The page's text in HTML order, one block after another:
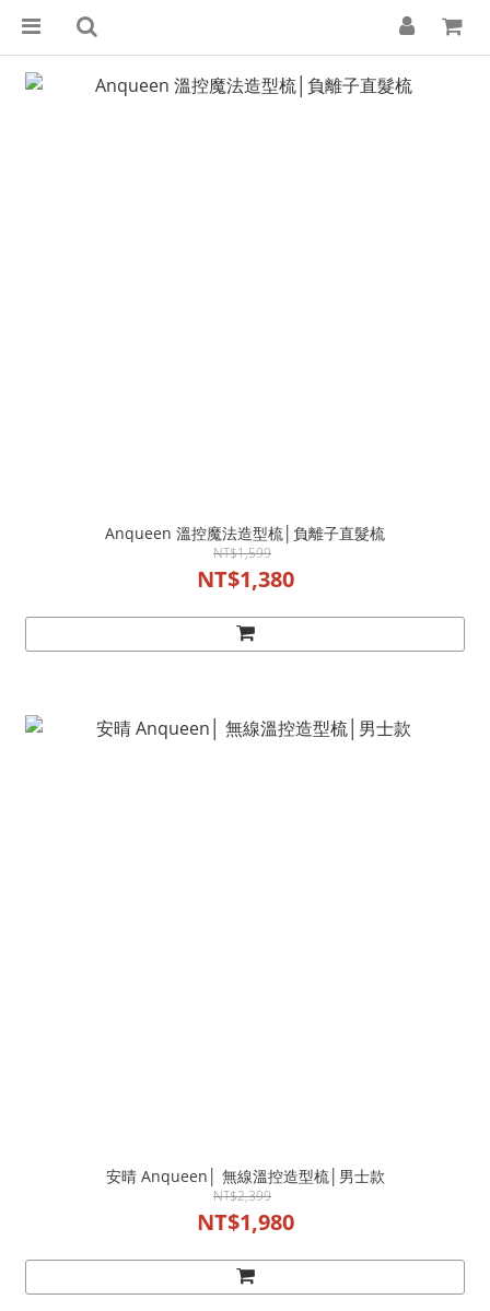
Anqueen 溫控魔法造型梳│負離子直髮梳
NT$1,599
NT$1,380
安晴 Anqueen│ 無線溫控造型梳│男士款
NT$2,399
NT$1,980